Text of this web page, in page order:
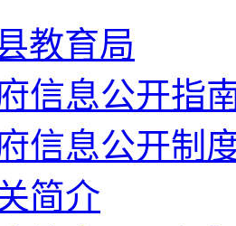
教育局
信息公开指
信息公开制
简介